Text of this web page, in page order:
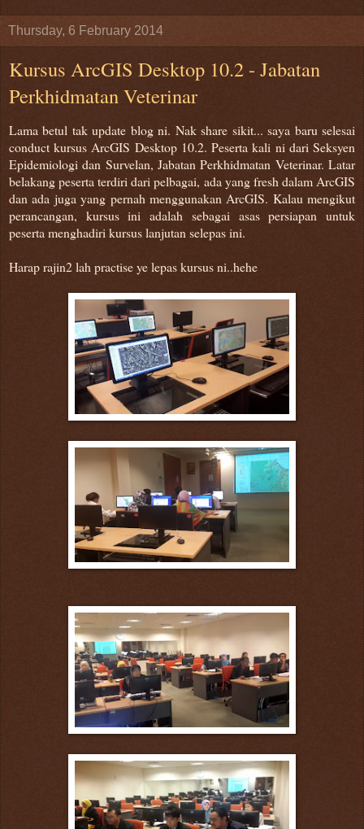
Thursday, 6 February 2014
Kursus ArcGIS Desktop 10.2 - Jabatan
Perkhidmatan Veterinar
Lama betul tak update blog ni. Nak share sikit... saya baru selesai
conduct kursus ArcGIS Desktop 10.2. Peserta kali ni dari Seksyen
Epidemiologi dan Survelan, Jabatan Perkhidmatan Veterinar. Latar
belakang peserta terdiri dari pelbagai, ada yang fresh dalam ArcGIS
dan ada juga yang pernah menggunakan ArcGIS. Kalau mengikut
perancangan, kursus ini adalah sebagai asas persiapan untuk
peserta menghadiri kursus lanjutan selepas ini.
Harap rajin2 lah practise ye lepas kursus ni..hehe